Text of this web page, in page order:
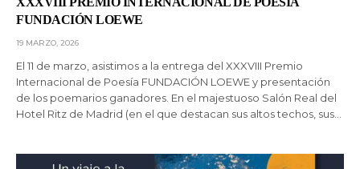
FUNDACIÓN LOEWE
19 MARZO, 2026
El 11 de marzo, asistimos a la entrega del XXXVIII Premio
Internacional de Poesía FUNDACIÓN LOEWE y presentación
de los poemarios ganadores. En el majestuoso Salón Real del
Hotel Ritz de Madrid (en el que destacan sus altos techos, sus…